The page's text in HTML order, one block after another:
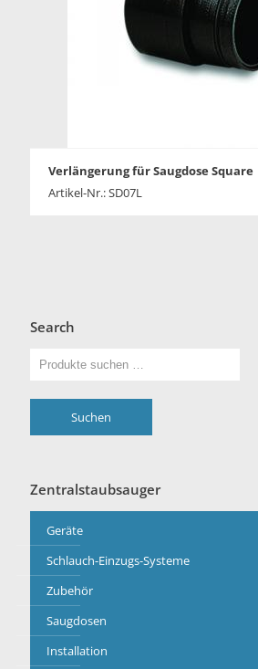
Verlängerung für Saugdose Square
Artikel-Nr.: SD07L
Search
Suchen
Zentralstaubsauger
Geräte
Schlauch-Einzugs-Systeme
Zubehör
Saugdosen
Installation